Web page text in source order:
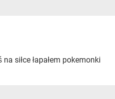
siłce łapałem pokemonki